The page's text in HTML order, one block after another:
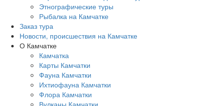
Этнографические туры
Рыбалка на Камчатке
Заказ тура
Новости, происшествия на Камчатке
О Камчатке
Камчатка
Карты Камчатки
Фауна Камчатки
Ихтиофауна Камчатки
Флора Камчатки
Вулканы Камчатки